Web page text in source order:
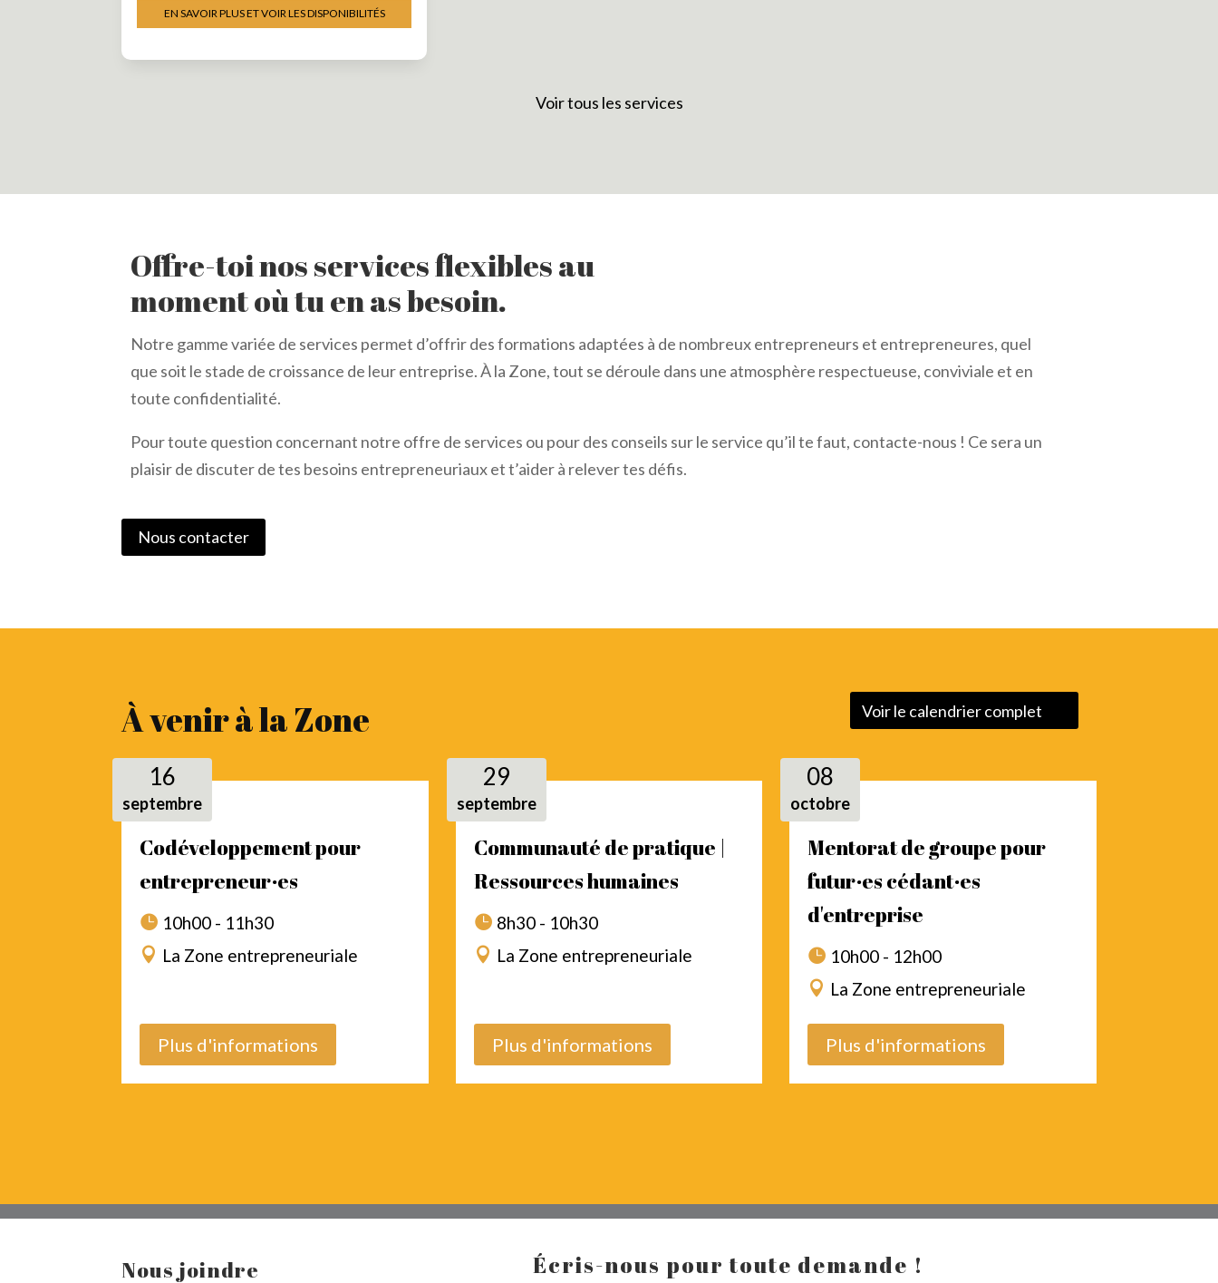
EN SAVOIR PLUS ET VOIR LES DISPONIBILITÉS
Voir tous les services
Offre-toi nos services flexibles au
moment où tu en as besoin.
Notre gamme variée de services permet d’offrir des formations adaptées à de nombreux entrepreneurs et entrepreneures, quel
que soit le stade de croissance de leur entreprise. À la Zone, tout se déroule dans une atmosphère respectueuse, conviviale et en
toute confidentialité.
Pour toute question concernant notre offre de services ou pour des conseils sur le service qu’il te faut, contacte-nous ! Ce sera un
plaisir de discuter de tes besoins entrepreneuriaux et t’aider à relever tes défis.
Nous contacter
À venir à la Zone Voir le calendrier complet
16
septembre
Codéveloppement pour
entrepreneur·es
10h00 - 11h30
La Zone entrepreneuriale
Plus d'informations
29
septembre
Communauté de pratique |
Ressources humaines
8h30 - 10h30
La Zone entrepreneuriale
Plus d'informations
08
octobre
Mentorat de groupe pour
futur·es cédant·es
d'entreprise
10h00 - 12h00
La Zone entrepreneuriale
Plus d'informations
Nous joindre Écris-nous pour toute demande !